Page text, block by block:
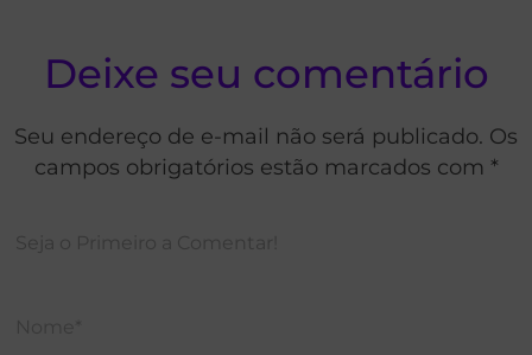
Deixe seu comentário
Seu endereço de e-mail não será publicado. Os
campos obrigatórios estão marcados com *